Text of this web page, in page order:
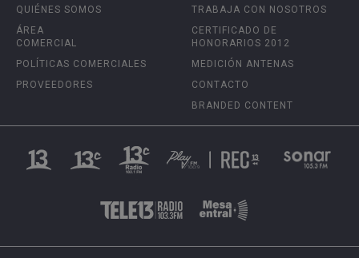
QUIÉNES SOMOS
ÁREA
COMERCIAL
POLÍTICAS COMERCIALES
PROVEEDORES
TRABAJA CON NOSOTROS
CERTIFICADO DE
HONORARIOS 2012
MEDICIÓN ANTENAS
CONTACTO
BRANDED CONTENT